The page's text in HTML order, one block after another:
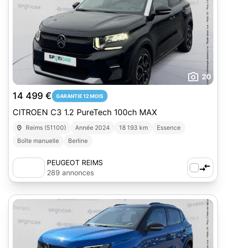
20
14 499 € GARANTIE 12 MOIS
CITROEN C3 1.2 PureTech 100ch MAX
Reims (51100) Année 2024 18 193 km
Essence
Boîte manuelle
Berline
PEUGEOT REIMS
289 annonces